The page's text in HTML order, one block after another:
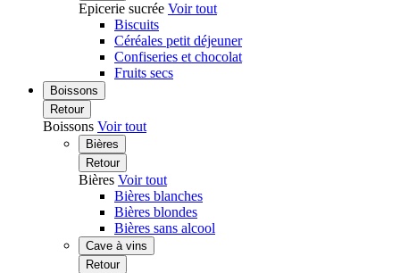
Epicerie sucrée Voir tout
Biscuits
Céréales petit déjeuner
Confiseries et chocolat
Fruits secs
Boissons
Retour
Boissons Voir tout
Bières
Retour
Bières Voir tout
Bières blanches
Bières blondes
Bières sans alcool
Cave à vins
Retour